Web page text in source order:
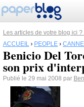
Les articles de votre blog ici
ACCUEIL › PEOPLE ›
Benicio Del
son prix
Publié le 29 mai 2008 par